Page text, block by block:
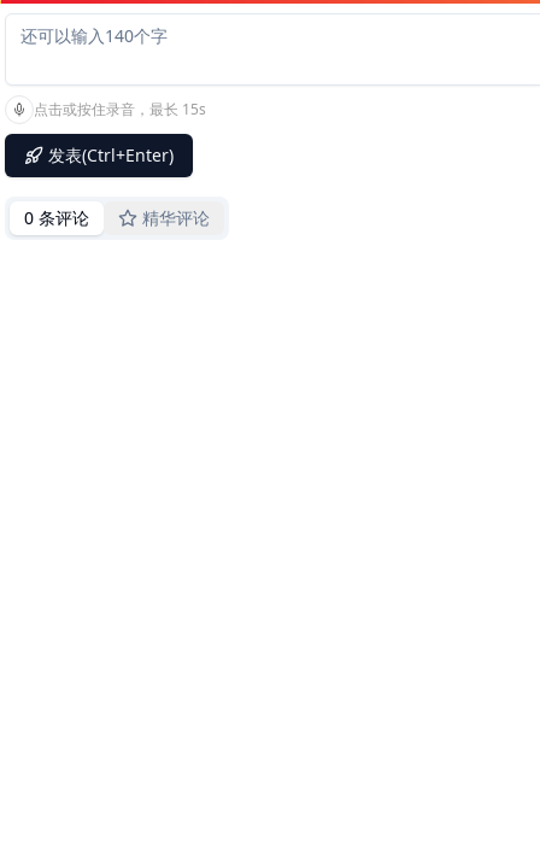
点击或按住录音，最长 15s
发表(Ctrl+Enter)
0 条评论 精华评论